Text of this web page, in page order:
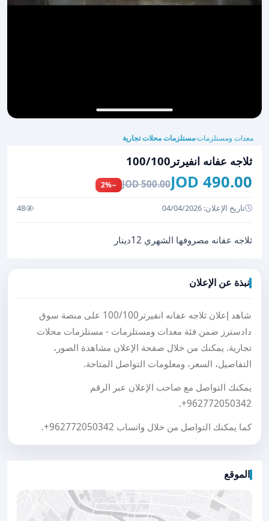
معدات ومستلزمات›مستلزمات محلات تجارية
ثلاجه عفانه انفيرتر100/100
490.00 JOD
500.00 JOD
−2%
تاريخ الإعلان: 04/04/2026 48
ثلاجه عفانه مصروفها الشهري 12دينار
نبذة عن الإعلان
شاهد إعلان ثلاجه عفانه انفيرتر100/100 على منصة سوق
دادسترز ضمن فئة معدات ومستلزمات - مستلزمات محلات
تجارية. يمكنك من خلال صفحة الإعلان مشاهدة الصور،
التفاصيل، السعر، ومعلومات التواصل المتاحة.
يمكنك التواصل مع صاحب الإعلان عبر الرقم
+962772050342
.
كما يمكنك التواصل من خلال واتساب +962772050342
.
الموقع